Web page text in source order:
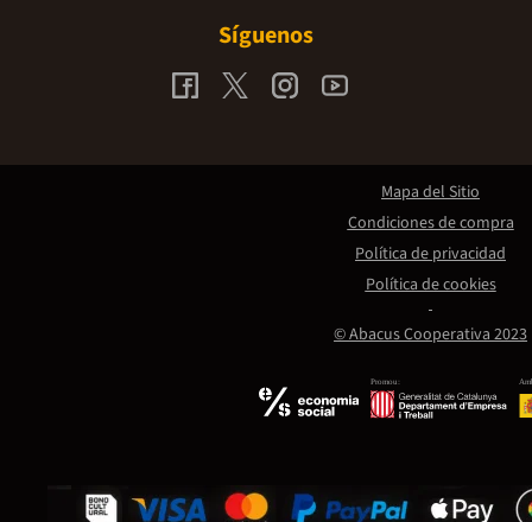
Síguenos
Promou:
© Abacus Cooperativa 2023
Mapa del Sitio
Condiciones de compra
Política de privacidad
Política de cookies